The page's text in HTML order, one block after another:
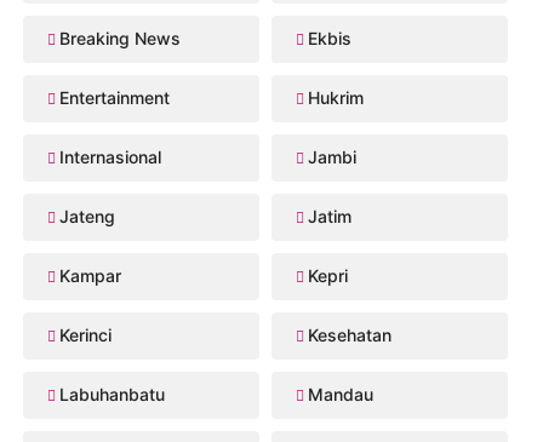
Breaking News Ekbis
Entertainment Hukrim
Internasional Jambi
Jateng Jatim
Kampar Kepri
Kerinci Kesehatan
Labuhanbatu Mandau